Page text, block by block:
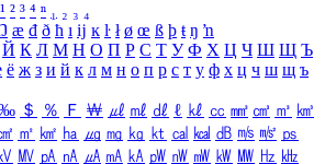
¹ ² ³ ⁴ ⁿ ₁ ₂ ₃ ₄
æ đ ð ħ ı ĳ ĸ ŀ ł ø œ ß þ ŧ ŋ ŉ
Й К Л М Н О П Р С Т У Ф Х Ц Ч Ш Щ Ъ
ё ж з и й к л м н о п р с т у ф х ц ч ш щ ъ
＄ ％ Ｆ ￦ ㎕ ㎖ ㎗ ℓ ㎘ ㏄ ㎣ ㎤ ㎥ ㎦
㎡ ㎢ ㏊ ㎍ ㎎ ㎏ ㏏ ㎈ ㎉ ㏈ ㎧ ㎨ ㎰
㎹ ㎀ ㎁ ㎂ ㎃ ㎄ ㎺ ㎻ ㎽ ㎾ ㎿ ㎐ ㎑